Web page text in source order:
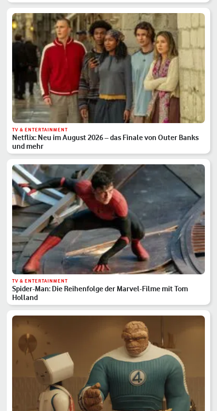
TV & ENTERTAINMENT
Netflix: Neu im August 2026 – das Finale von Outer Banks
und mehr
TV & ENTERTAINMENT
Spider-Man: Die Reihenfolge der Marvel-Filme mit Tom
Holland